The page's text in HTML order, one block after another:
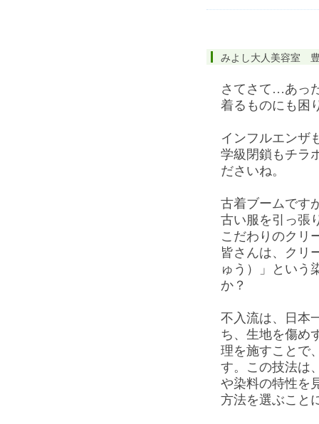
みよし大人美容室
さてさて…あっ
着るものにも困
インフルエンザ
学級閉鎖もチラ
ださいね。
古着ブームです
古い服を引っ張
こだわりのクリ
皆さんは、クリ
ゅう）」という
か？
不入流は、日本
ち、生地を傷め
理を施すことで
す。この技法は
や染料の特性を
方法を選ぶこと